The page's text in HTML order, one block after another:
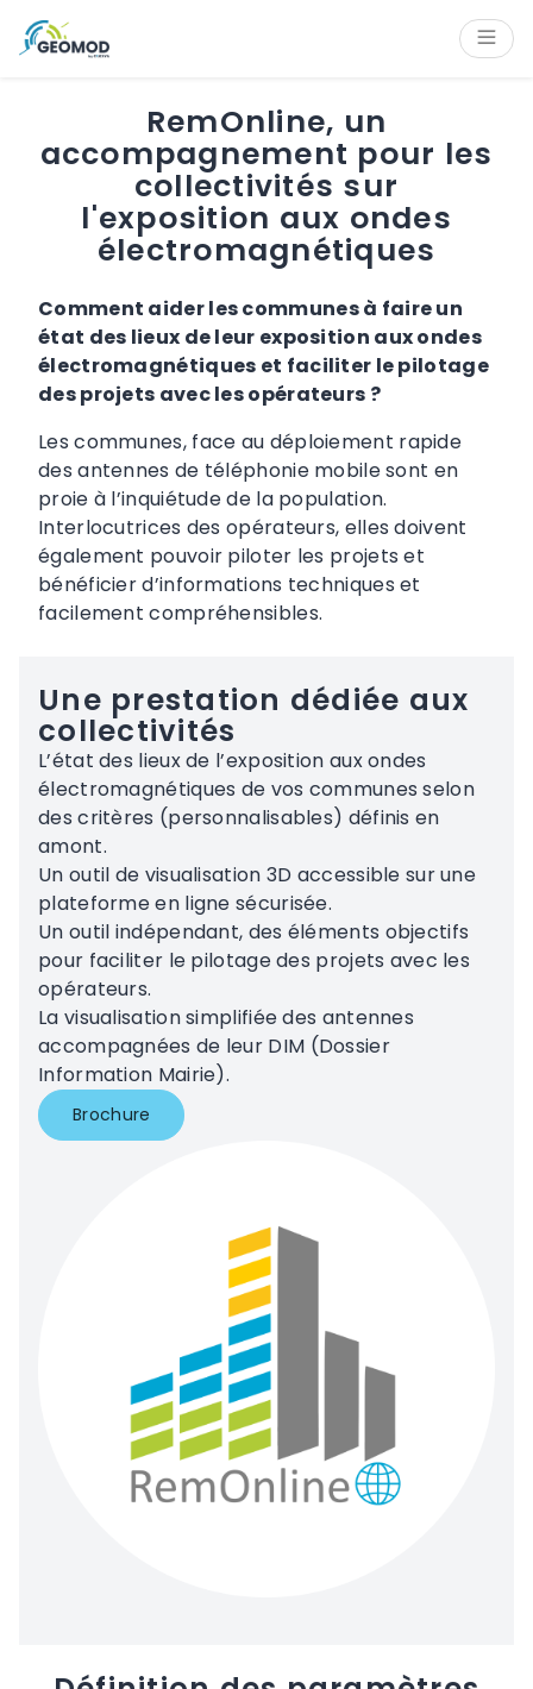
Contenu
Navigation
Pied de pageRemOnline, un
accompagnement pour les
collectivités sur
l'exposition aux ondes
électromagnétiques
Comment aider les communes à faire un
état des lieux de leur exposition aux ondes
électromagnétiques et faciliter le pilotage
des projets avec les opérateurs ?
Les communes, face au déploiement rapide
des antennes de téléphonie mobile sont en
proie à l’inquiétude de la population.
Interlocutrices des opérateurs, elles doivent
également pouvoir piloter les projets et
bénéficier d’informations techniques et
facilement compréhensibles.
Une prestation dédiée aux
collectivités
L’état des lieux de l’exposition aux ondes
électromagnétiques de vos communes selon
des critères (personnalisables) définis en
amont.
Un outil de visualisation 3D accessible sur une
plateforme en ligne sécurisée.
Un outil indépendant, des éléments objectifs
pour faciliter le pilotage des projets avec les
opérateurs.
La visualisation simplifiée des antennes
accompagnées de leur DIM (Dossier
Information Mairie).
Brochure
Panneau de gestion des cookies